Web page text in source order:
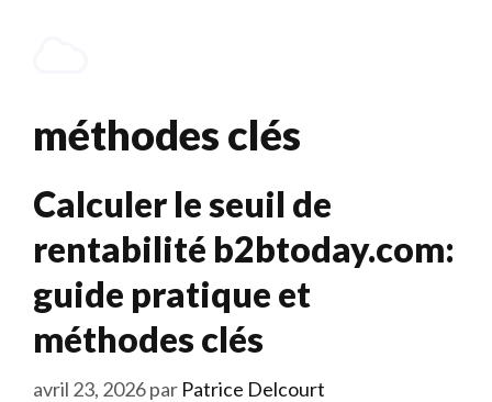
méthodes clés
Calculer le seuil de
rentabilité b2btoday.com:
guide pratique et
méthodes clés
avril 23, 2026par Patrice Delcourt